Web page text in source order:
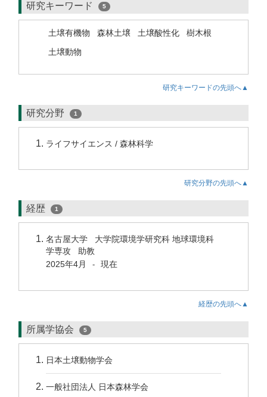
研究キーワード 5
土壌有機物 森林土壌 土壌酸性化
樹木根
土壌動物
研究キーワードの先頭へ▲
研究分野 1
ライフサイエンス / 森林科学
研究分野の先頭へ▲
経歴 1
名古屋大学 大学院環境学研究科 地球環境科
学専攻 助教
2025年4月
- 現在
経歴の先頭へ▲
所属学協会 5
日本土壌動物学会
一般社団法人 日本森林学会